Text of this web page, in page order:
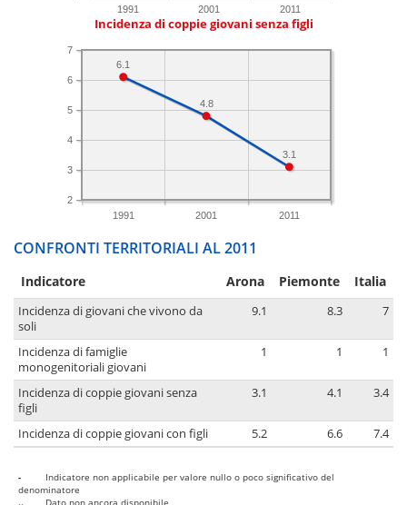
1991 2001 2011
Incidenza di coppie giovani senza figli
1991 2001 2011
2
3
4
5
6
7
3.1
4.8
6.1
CONFRONTI TERRITORIALI AL 2011
Indicatore Arona Piemonte Italia
Incidenza di giovani che vivono da
soli
9.1 8.3 7
Incidenza di famiglie
monogenitoriali giovani
1 1 1
Incidenza di coppie giovani senza
figli
3.1 4.1 3.4
Incidenza di coppie giovani con figli 5.2 6.6 7.4
-
Indicatore non applicabile per valore nullo o poco significativo del
denominatore